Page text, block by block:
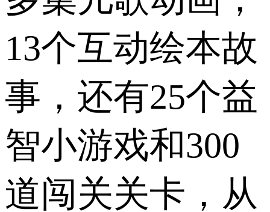
13个互动绘本故
事，还有25个益
智小游戏和300
道闯关关卡，从